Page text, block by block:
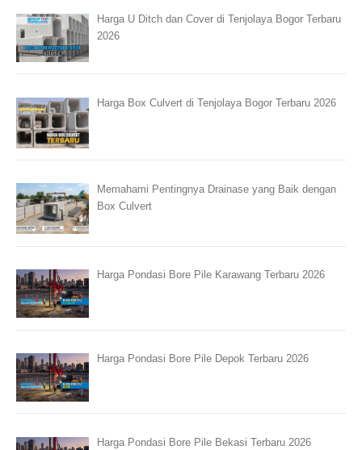
Harga U Ditch dan Cover di Tenjolaya Bogor Terbaru
2026
Harga Box Culvert di Tenjolaya Bogor Terbaru 2026
Memahami Pentingnya Drainase yang Baik dengan
Box Culvert
Harga Pondasi Bore Pile Karawang Terbaru 2026
Harga Pondasi Bore Pile Depok Terbaru 2026
Harga Pondasi Bore Pile Bekasi Terbaru 2026